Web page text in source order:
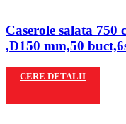
Caserole salata
,D150 mm,50
CERE DETALII